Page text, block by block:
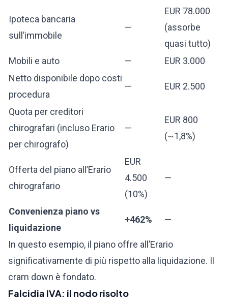
Ipoteca bancaria
sull’immobile
—
EUR 78.000
(assorbe
quasi tutto)
Mobili e auto
—
EUR 3.000
Netto disponibile dopo costi
procedura
— EUR 2.500
Quota per creditori
chirografari (incluso Erario
per chirografo)
—
EUR 800
(~1,8%)
Offerta del piano all’Erario
chirografario
EUR
4.500
(10%)
—
Convenienza piano vs
liquidazione
+462% —
In questo esempio, il piano offre all’Erario
significativamente di più rispetto alla liquidazione. Il
cram down è fondato.
Falcidia IVA: il nodo risolto